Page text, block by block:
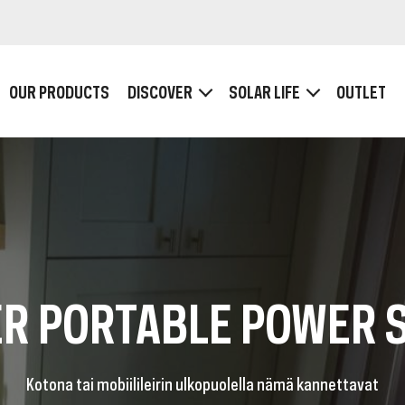
OUR PRODUCTS DISCOVER
USB-C
SOLAR LIFE
Wattage, Voltage and Ampère
OUTLET
PORTABLE POWER
Kotona tai mobiilileirin ulkopuolella nämä kannettavat